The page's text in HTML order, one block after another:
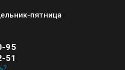
пятница
95
51